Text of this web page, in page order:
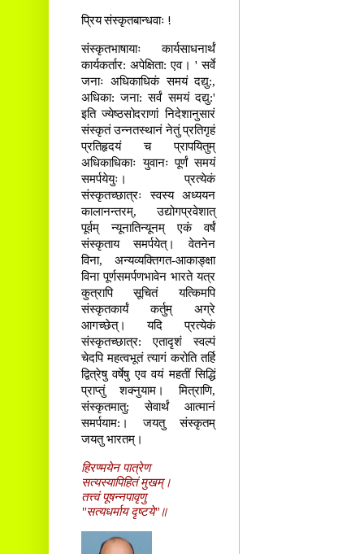
प्रिय संस्कृतबान्धवाः !
संस्कृतभाषायाः कार्यसाधनार्थं
कार्यकर्तार: अपेक्षिता: एव। ' सर्वे
जनाः अधिकाधिकं समयं दद्यु:,
अधिका: जना: सर्वं समयं दद्यु:'
इति ज्येष्ठसोदराणां निदेशानुसारं
संस्कृतं उन्नतस्थानं नेतुं प्रतिगृहं
प्रतिहृदयं च प्रापयितुम्
अधिकाधिकाः युवानः पूर्णं समयं
समर्पयेयुः। प्रत्येकं
संस्कृतच्छात्रः स्वस्य अध्ययन
कालानन्तरम्, उद्योगप्रवेशात्
पूर्वम् न्यूनातिन्यूनम् एकं वर्षं
संस्कृताय समर्पयेत्। वेतनेन
विना, अन्यव्यक्तिगत-आकाङ्क्षा
विना पूर्णसमर्पणभावेन भारते यत्र
कुत्रापि सूचितं यत्किमपि
संस्कृतकार्यं कर्तुम् अग्रे
आगच्छेत्। यदि प्रत्येकं
संस्कृतच्छात्र: एतादृशं स्वल्पं
चेदपि महत्वभूतं त्यागं करोति तर्हि
द्वित्रेषु वर्षेषु एव वयं महतीं सिद्धिं
प्राप्तुं शक्नुयाम। मित्राणि,
संस्कृतमातु: सेवार्थं आत्मानं
समर्पयाम:। जयतु संस्कृतम्
जयतु भारतम्।
हिरण्मयेन पात्रेण
सत्यस्यापिहितं मुखम्।
तत्त्वं पूषन्नपावृणु
"सत्यधर्माय दृष्टये"॥